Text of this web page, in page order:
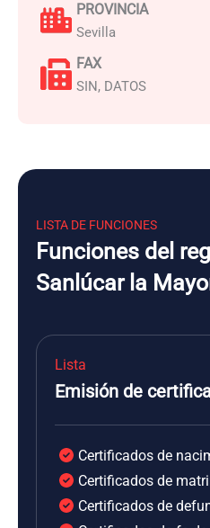
PROVINCIA
Sevilla
FAX
SIN, DATOS
LISTA DE FUNCIONES
Funciones del
Sanlúcar la
Lista
Emisión de
Certificados de
Certificados de
Certificados de